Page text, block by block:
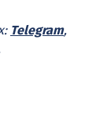
Telegram,